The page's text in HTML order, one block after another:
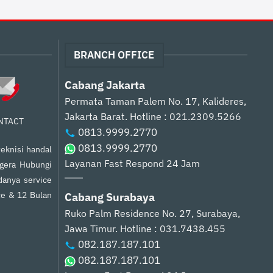
handal
Hubungi
service
& 12 Bulan
BRANCH OFFICE
Cabang Jakarta
Permata Taman Palem No. 17, Kalideres,
Jakarta Barat. Hotline : 021.2309.5266
0813.9999.2770
0813.9999.2770
Layanan Fast Respond 24 Jam
Cabang Surabaya
Ruko Palm Residence No. 27, Surabaya,
Jawa Timur. Hotline : 031.7438.455
082.187.187.101
082.187.187.101